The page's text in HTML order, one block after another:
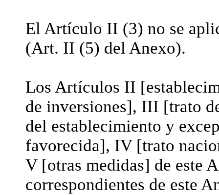
El Artículo II (3) no se
(Art. II (5) del Anexo).
Los Artículos II
de inversiones], III [trato
del establecimiento y
favorecida], IV [trato
V [otras medidas] de este
correspondientes de este